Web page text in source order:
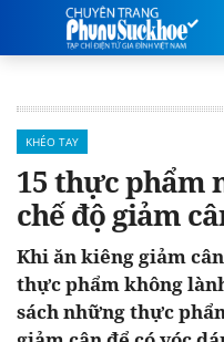
KHÉO TAY
15 thực phẩm
chế độ giảm
Khi ăn kiêng giảm
thực phẩm không
sách những thực